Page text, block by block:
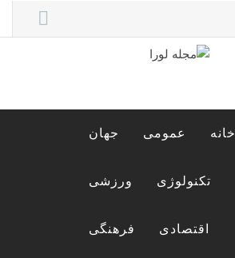
مجله لورا
خانه عمومی جهان
تکنولوژی ورزشی
اقتصادی فرهنگی